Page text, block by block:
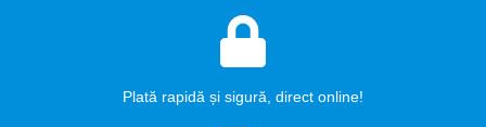
Plată rapidă și sigură, direct online!